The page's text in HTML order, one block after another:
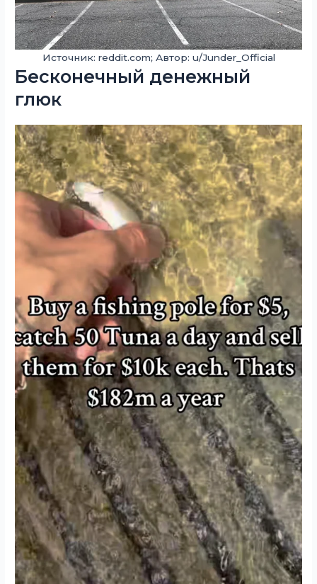
Источник: reddit.com; Автор: u/Junder_Official
Бесконечный денежный
глюк